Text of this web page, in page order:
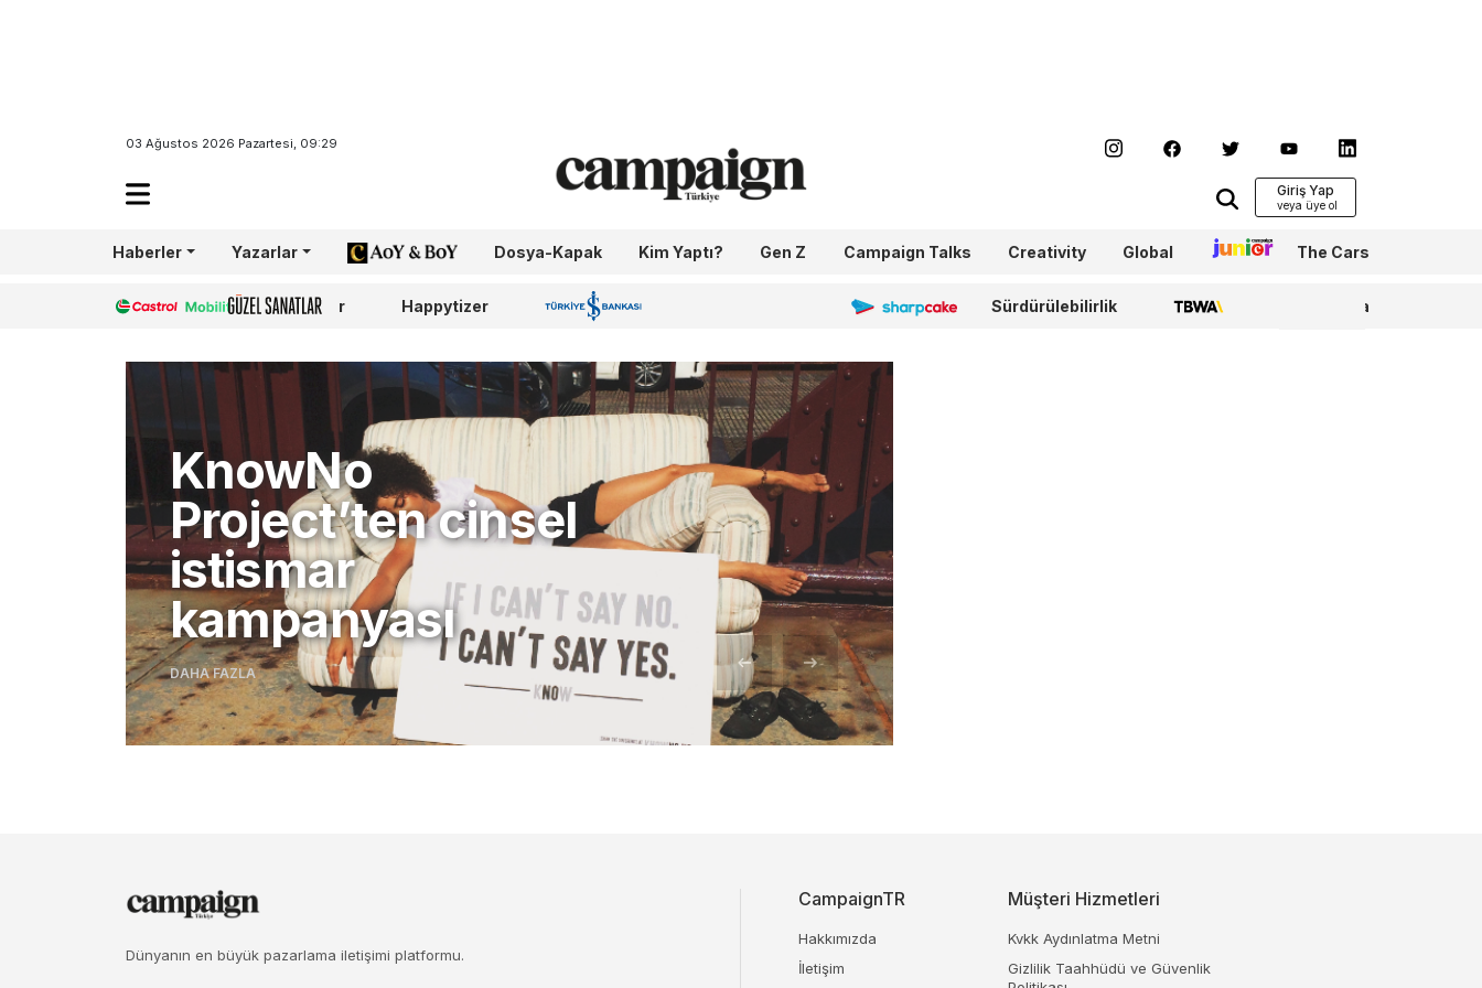
03 Ağustos 2026 Pazartesi, 09:29
Giriş Yap
Haberler Yazarlar AoY/BoY Dosya-Kapak Kim Yaptı? Gen Z Campaign Talks Creativity Global Junior The Cars
Castrol Güzel Sanatlar Happytizer İş Bankası 100.Yıl Sharpcake Sürdürülebilirlik TBWA WPP Media
KnowNo
Project’ten cinsel
istismar
kampanyası
DAHA FAZLA
Dünyanın en büyük pazarlama iletişimi platformu.
CampaignTR
Hakkımızda
İletişim
Müşteri Hizmetleri
Kvkk Aydınlatma Metni
Gizlilik Taahhüdü ve Güvenlik